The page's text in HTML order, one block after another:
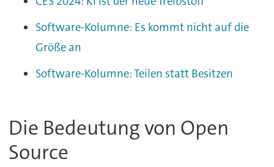
Software-Kolumne: Es kommt nicht auf die
Größe an
Software-Kolumne: Teilen statt Besitzen
Die Bedeutung von Open
Source